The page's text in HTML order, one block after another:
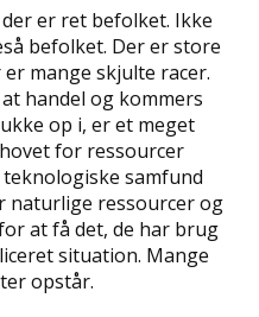
er ret befolket. Ikke
befolket. Der er store
mange skjulte racer.
handel og kommers
op i, er et meget
for ressourcer
samfund
naturlige ressourcer og
at få det, de har brug
situation. Mange
opstår.